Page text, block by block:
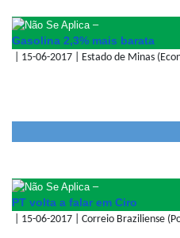
–
Gasolina 2,3% mais barata
| 15-06-2017 | Estado de Minas
–
PT volta a falar em Ciro
| 15-06-2017 | Correio Braziliense